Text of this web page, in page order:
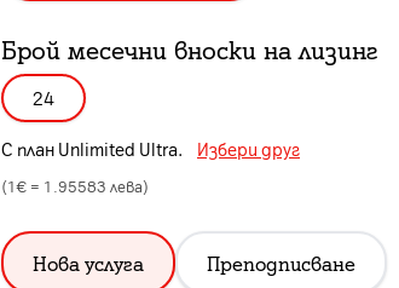
Брой месечни вноски на лизинг
24
С план Unlimited Ultra. Избери друг
(1€ = 1.95583 лева)
Нова услуга Преподписване